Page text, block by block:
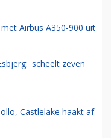
Airbus A350-900 uit
'scheelt zeven
Castlelake haakt af